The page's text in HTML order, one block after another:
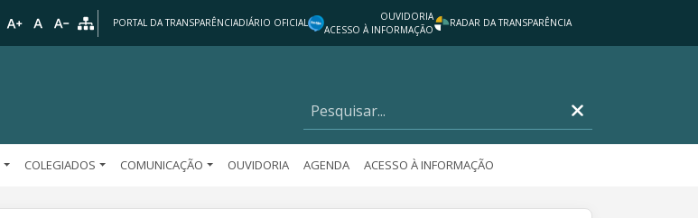
PORTAL DA TRANSPARÊNCIADIÁRIO OFICIAL
OUVIDORIA
ACESSO À INFORMAÇÃO
RADAR DA TRANSPARÊNCIA
COLEGIADOS COMUNICAÇÃO OUVIDORIA AGENDA ACESSO À INFORMAÇÃO